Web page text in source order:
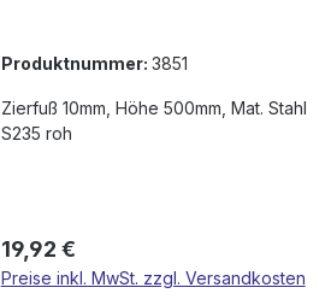
Produktnummer: 3851
Zierfuß 10mm, Höhe 500mm, Mat. Stahl
S235 roh
Regulärer Preis:
19,92 €
Preise inkl. MwSt. zzgl. Versandkosten